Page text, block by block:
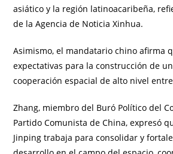
asiático y la región latinoacaribeña,
de la Agencia de Noticia Xinhua.
Asimismo, el mandatario chino afirma
expectativas para la construcción de
cooperación espacial de alto nivel
Zhang, miembro del Buró Político del
Partido Comunista de China, expresó
Jinping trabaja para consolidar y